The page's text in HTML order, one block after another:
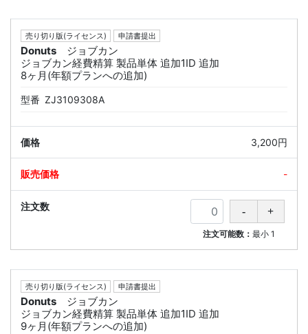
売り切り版(ライセンス) 申請書提出
Donuts
ジョブカン
ジョブカン経費精算 製品単体 追加1ID 追加
8ヶ月(年額プランへの追加)
型番 ZJ3109308A
3,200円
-
注文可能数：最小 1
売り切り版(ライセンス) 申請書提出
Donuts
ジョブカン
ジョブカン経費精算 製品単体 追加1ID 追加
9ヶ月(年額プランへの追加)